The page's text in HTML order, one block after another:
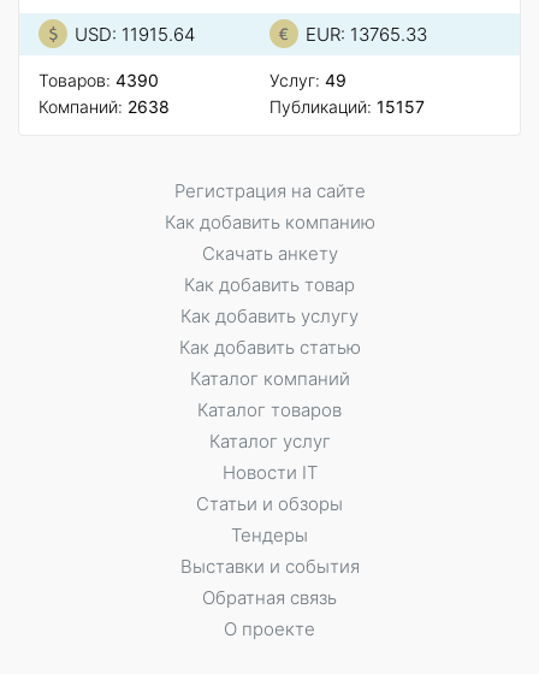
USD: 11915.64 EUR: 13765.33
Товаров: 4390
Компаний: 2638
Услуг: 49
Публикаций: 15157
Регистрация на сайте
Как добавить компанию
Скачать анкету
Как добавить товар
Как добавить услугу
Как добавить статью
Каталог компаний
Каталог товаров
Каталог услуг
Новости IT
Статьи и обзоры
Тендеры
Выставки и события
Обратная связь
О проекте